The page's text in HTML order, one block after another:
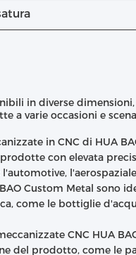
in diverse
a varie occasioni e
in CNC di HUA
con elevata
Custom Metal sono
come le bottiglie
CNC HUA
del prodotto, come le